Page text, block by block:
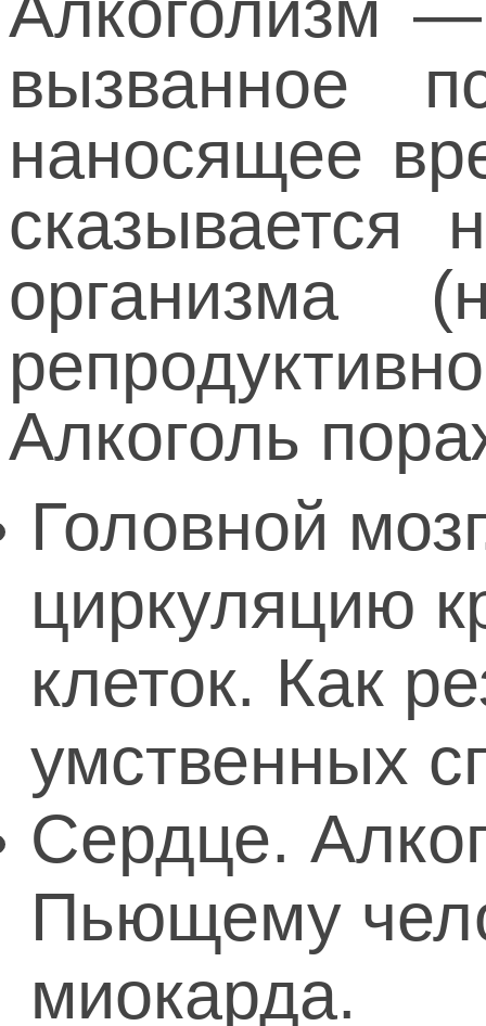
вызванное
наносящее
сказывается
организма
Алкоголь
Головной
циркуляцию
клеток. Как
умственных
Сердце.
Пьющему
миокарда.